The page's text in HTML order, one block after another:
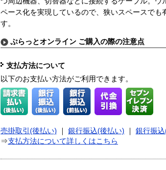
ペース化を実現しているので、狭いスペースで
す。
ぷらっとオンライン ご購入の際の注意点
支払方法について
以下のお支払い方法がご利用できます。
売掛取引(後払い) 銀行振込(後払い) 銀行振
⇒支払方法について詳しくはこちら